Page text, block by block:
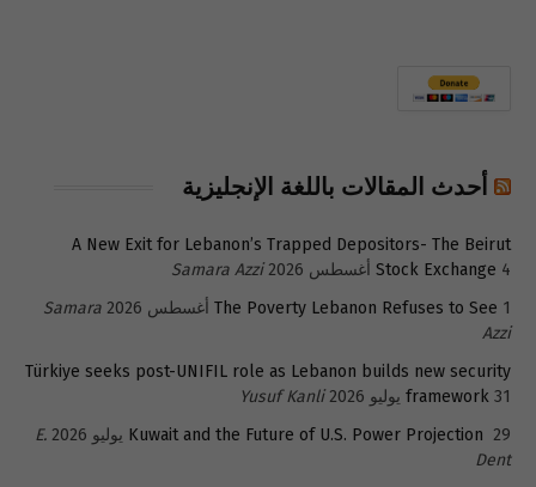
أحدث المقالات باللغة الإنجليزية
A New Exit for Lebanon’s Trapped Depositors- The Beirut
Stock Exchange 4 أغسطس 2026
Samara Azzi
The Poverty Lebanon Refuses to See 1 أغسطس 2026
Samara
Azzi
Türkiye seeks post-UNIFIL role as Lebanon builds new security
framework 31 يوليو 2026
Yusuf Kanli
Kuwait and the Future of U.S. Power Projection 29 يوليو 2026
E.
Dent